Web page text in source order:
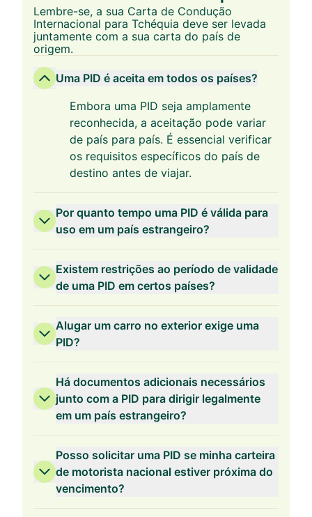
Lembre-se, a sua Carta de Condução
Internacional para Tchéquia deve ser levada
juntamente com a sua carta do país de
origem.
Uma PID é aceita em todos os países?
Embora uma PID seja amplamente
reconhecida, a aceitação pode variar
de país para país. É essencial verificar
os requisitos específicos do país de
destino antes de viajar.
Por quanto tempo uma PID é válida para
uso em um país estrangeiro?
Existem restrições ao período de validade
de uma PID em certos países?
Alugar um carro no exterior exige uma
PID?
Há documentos adicionais necessários
junto com a PID para dirigir legalmente
em um país estrangeiro?
Posso solicitar uma PID se minha carteira
de motorista nacional estiver próxima do
vencimento?